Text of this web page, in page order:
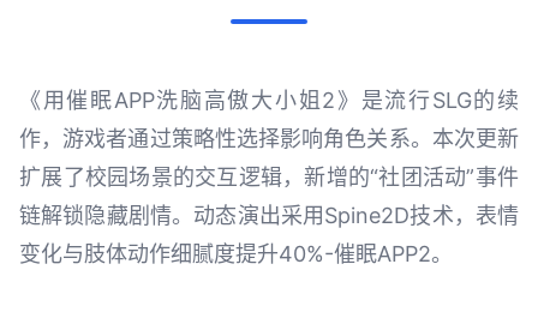
《用催眠APP洗脑高傲大小姐2》是流行SLG的续
作，游戏者通过策略性选择影响角色关系。本次更新
扩展了校园场景的交互逻辑，新增的“社团活动”事件
链解锁隐藏剧情。动态演出采用Spine2D技术，表情
变化与肢体动作细腻度提升40%-催眠APP2。